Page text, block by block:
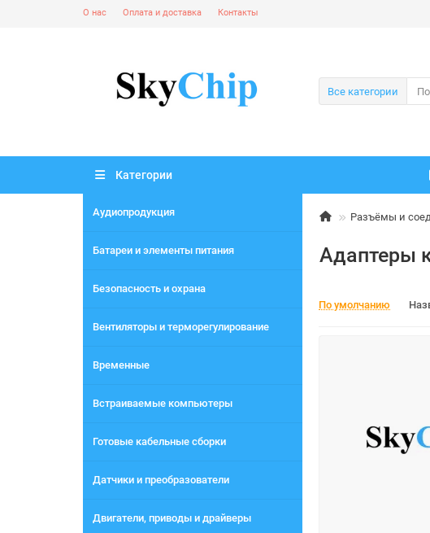
О нас Оплата и доставка Контакты
Все категории
Категории
Аудиопродукция
Батареи и элементы питания
Безопасность и охрана
Вентиляторы и терморегулирование
Временные
Встраиваемые компьютеры
Готовые кабельные сборки
Датчики и преобразователи
Двигатели, приводы и драйверы
Разъёмы и
Адаптеры
По умолчанию